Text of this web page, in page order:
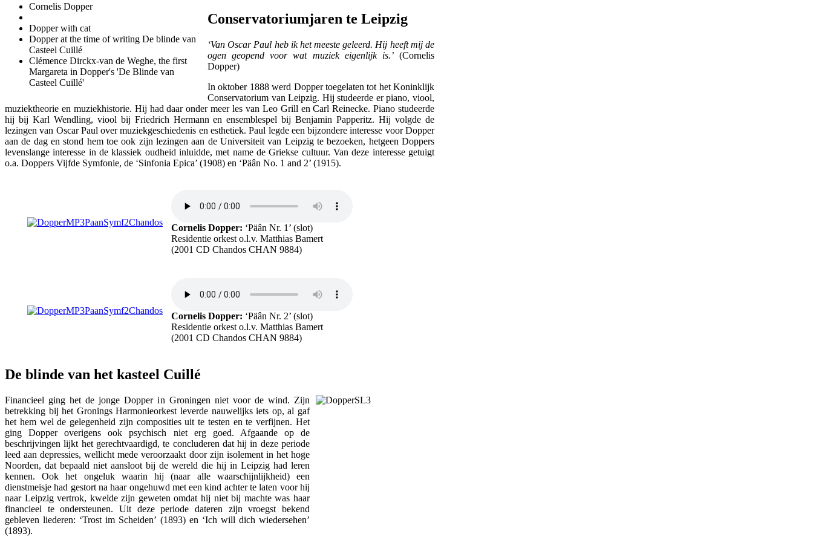
Cornelis Dopper
Dopper with cat
Dopper at the time of writing De blinde van
Casteel Cuillé
Clémence Dirckx-van de Weghe, the first
Margareta in Dopper's 'De Blinde van
Casteel Cuillé'
Conservatoriumjaren te Leipzig
‘Van Oscar Paul heb ik het meeste geleerd. Hij heeft mij de
ogen geopend voor wat muziek eigenlijk is.’(Cornelis
Dopper)
In oktober 1888 werd Dopper toegelaten tot het Koninklijk
Conservatorium van Leipzig. Hij studeerde er piano, viool,
muziektheorie en muziekhistorie. Hij had daar onder meer les van Leo Grill en Carl Reinecke. Piano studeerde
hij bij Karl Wendling, viool bij Friedrich Hermann en ensemblespel bij Benjamin Papperitz. Hij volgde de
lezingen van Oscar Paul over muziekgeschiedenis en esthetiek. Paul legde een bijzondere interesse voor Dopper
aan de dag en stond hem toe ook zijn lezingen aan de Universiteit van Leipzig te bezoeken, hetgeen Doppers
levenslange interesse in de klassiek oudheid inluidde, met name de Griekse cultuur. Van deze interesse getuigt
o.a. Doppers Vijfde Symfonie, de ‘Sinfonia Epica’ (1908) en ‘Päân No. 1 and 2’ (1915).
Cornelis Dopper: ‘Päân Nr. 1’ (slot)
Residentie orkest o.l.v. Matthias Bamert
(2001 CD Chandos CHAN 9884)
Cornelis Dopper: ‘Päân Nr. 2’ (slot)
Residentie orkest o.l.v. Matthias Bamert
(2001 CD Chandos CHAN 9884)
De blinde van het kasteel Cuillé
Financieel ging het de jonge Dopper in Groningen niet voor de wind. Zijn
betrekking bij het Gronings Harmonieorkest leverde nauwelijks iets op, al gaf
het hem wel de gelegenheid zijn composities uit te testen en te verfijnen. Het
ging Dopper overigens ook psychisch niet erg goed. Afgaande op de
beschrijvingen lijkt het gerechtvaardigd, te concluderen dat hij in deze periode
leed aan depressies, wellicht mede veroorzaakt door zijn isolement in het hoge
Noorden, dat bepaald niet aansloot bij de wereld die hij in Leipzig had leren
kennen. Ook het ongeluk waarin hij (naar alle waarschijnlijkheid) een
dienstmeisje had gestort na haar ongehuwd met een kind achter te laten voor hij
naar Leipzig vertrok, kwelde zijn geweten omdat hij niet bij machte was haar
financieel te ondersteunen. Uit deze periode dateren zijn vroegst bekend
gebleven liederen: ‘Trost im Scheiden’ (1893) en ‘Ich will dich wiedersehen’
(1893).